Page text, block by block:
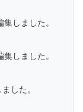
しました。
しました。
した。